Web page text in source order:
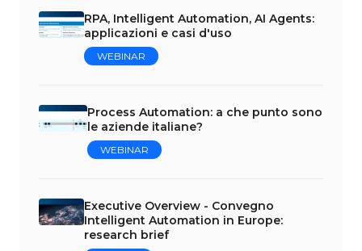
RPA, Intelligent Automation, AI Agents:
applicazioni e casi d'uso
WEBINAR
Process Automation: a che punto sono
le aziende italiane?
WEBINAR
Executive Overview - Convegno
Intelligent Automation in Europe:
research brief